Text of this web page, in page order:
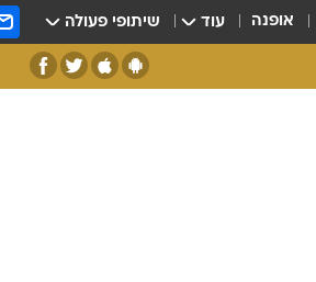
אופנה עוד שיתופי פעולה